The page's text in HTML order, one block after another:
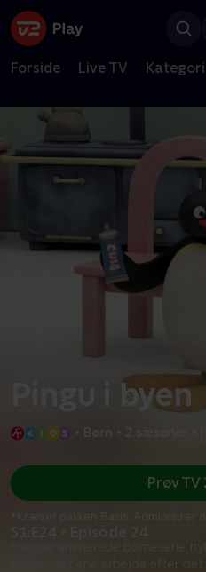
Forside Live TV
Pingu i byen
• Børn •
S1:E24 • Episode 24
I denne animerede børneserie
prøver det ene arbejde efter det
Prøv TV
*Kræver pakken Basis. Administrer